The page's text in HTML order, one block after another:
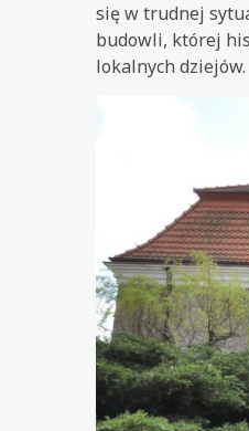
się w trudnej
budowli, której
lokalnych dziejów.